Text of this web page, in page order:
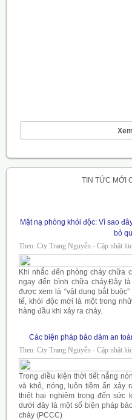
TIN TỨC MỚI
Mặt nạ phòng khói độc: Vì sao
bỏ
Theo: Cty Trang Nguyễn - Cập nhật
Khi nhắc đến phòng cháy chữa
ngay đến bình chữa cháy.Đây
được xem là “vật dụng bắt
tế, khói độc mới là một trong
hàng đầu khi xảy ra cháy.
Các biện pháp bảo đảm an
Theo: Cty Trang Nguyễn - Cập nhật
Trong điều kiện thời tiết nắng
và khô, nóng, luôn tiềm ẩn xảy
thiệt hại nghiêm trọng đến sức
dưới đây là một số biện pháp
cháy (PCCC)